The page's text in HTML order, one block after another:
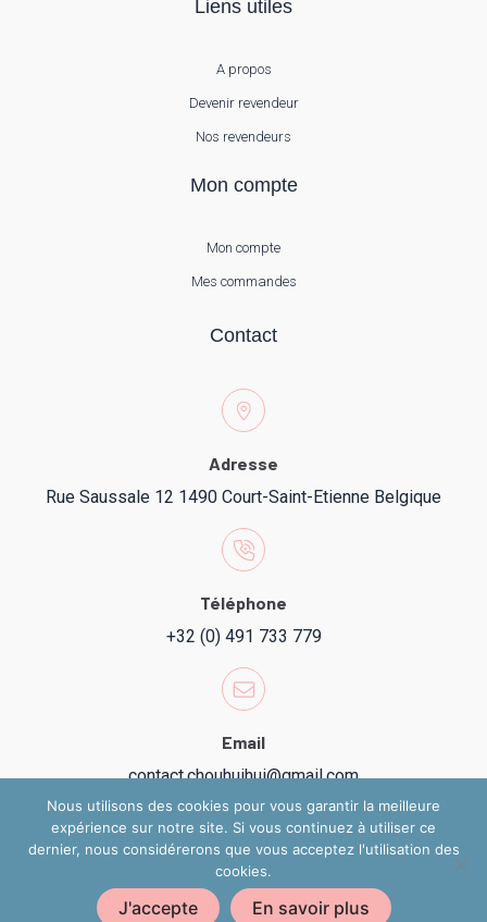
Liens utiles
A propos
Devenir revendeur
Nos revendeurs
Mon compte
Mon compte
Mes commandes
Contact
Adresse
Rue Saussale 12 1490 Court-Saint-Etienne Belgique
Téléphone
+32 (0) 491 733 779
Email
contact.chouhuihui@gmail.com
Copyright 2024 @ Chouhuihui
Nous utilisons des cookies pour vous garantir la meilleure
expérience sur notre site. Si vous continuez à utiliser ce
dernier, nous considérerons que vous acceptez l'utilisation des
cookies.
J'accepte En savoir plus